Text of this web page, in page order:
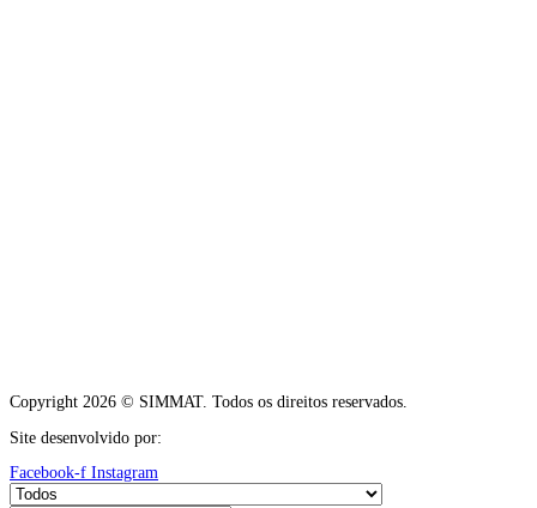
Copyright 2026 © SIMMAT. Todos os direitos reservados.
Site desenvolvido por:
Facebook-f Instagram